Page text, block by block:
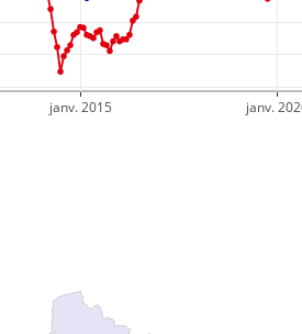
janv. 2015 janv.